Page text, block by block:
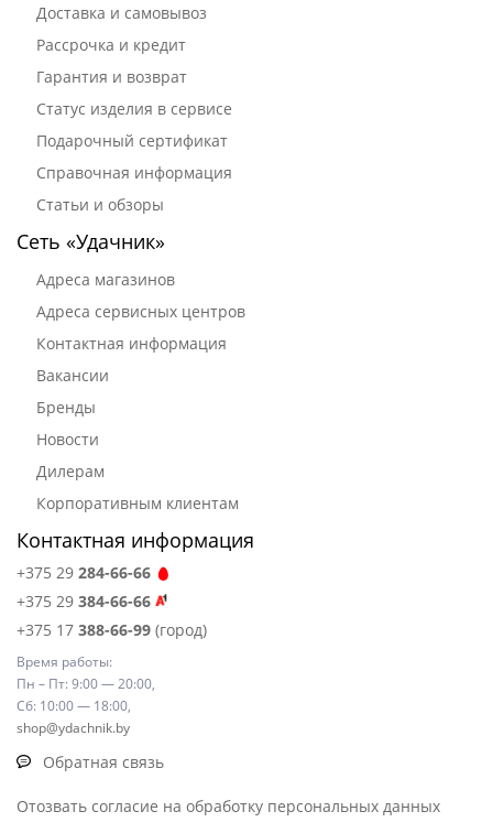
Доставка и самовывоз
Рассрочка и кредит
Гарантия и возврат
Статус изделия в сервисе
Подарочный сертификат
Справочная информация
Статьи и обзоры
Сеть «Удачник»
Адреса магазинов
Адреса сервисных центров
Контактная информация
Вакансии
Бренды
Новости
Дилерам
Корпоративным клиентам
Контактная информация
+375 29 284-66-66
+375 29 384-66-66
+375 17 388-66-99 (город)
Время работы:
Пн – Пт: 9:00 — 20:00,
Сб: 10:00 — 18:00,
shop@ydachnik.by
Обратная связь
Отозвать согласие на обработку персональных данных